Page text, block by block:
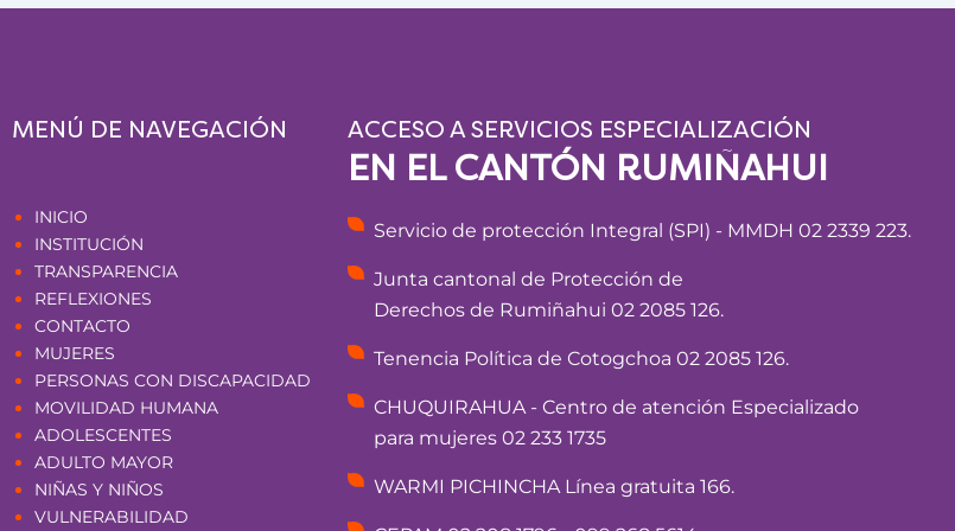
MENÚ DE NAVEGACIÓN
INICIO
INSTITUCIÓN
TRANSPARENCIA
REFLEXIONES
CONTACTO
MUJERES
PERSONAS CON DISCAPACIDAD
MOVILIDAD HUMANA
ADOLESCENTES
ADULTO MAYOR
NIÑAS Y NIÑOS
VULNERABILIDAD
ACCESO A SERVICIOS ESPECIALIZACIÓN
EN EL CANTÓN RUMIÑAHUI
Servicio de protección Integral (SPI) - MMDH 02 2339 223.
Junta cantonal de Protección de
Derechos de Rumiñahui 02 2085 126.
Tenencia Política de Cotogchoa 02 2085 126.
CHUQUIRAHUA - Centro de atención Especializado
para mujeres 02 233 1735
WARMI PICHINCHA Línea gratuita 166.